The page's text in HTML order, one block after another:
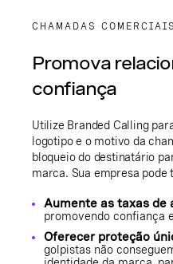
CHAMADAS COMERCIAIS
Promova
confiança
Utilize Branded Calling
logotipo e o motivo da
bloqueio do destinatário
marca. Sua empresa pode
Aumente as taxas de
promovendo confiança
Oferecer proteção
golpistas não